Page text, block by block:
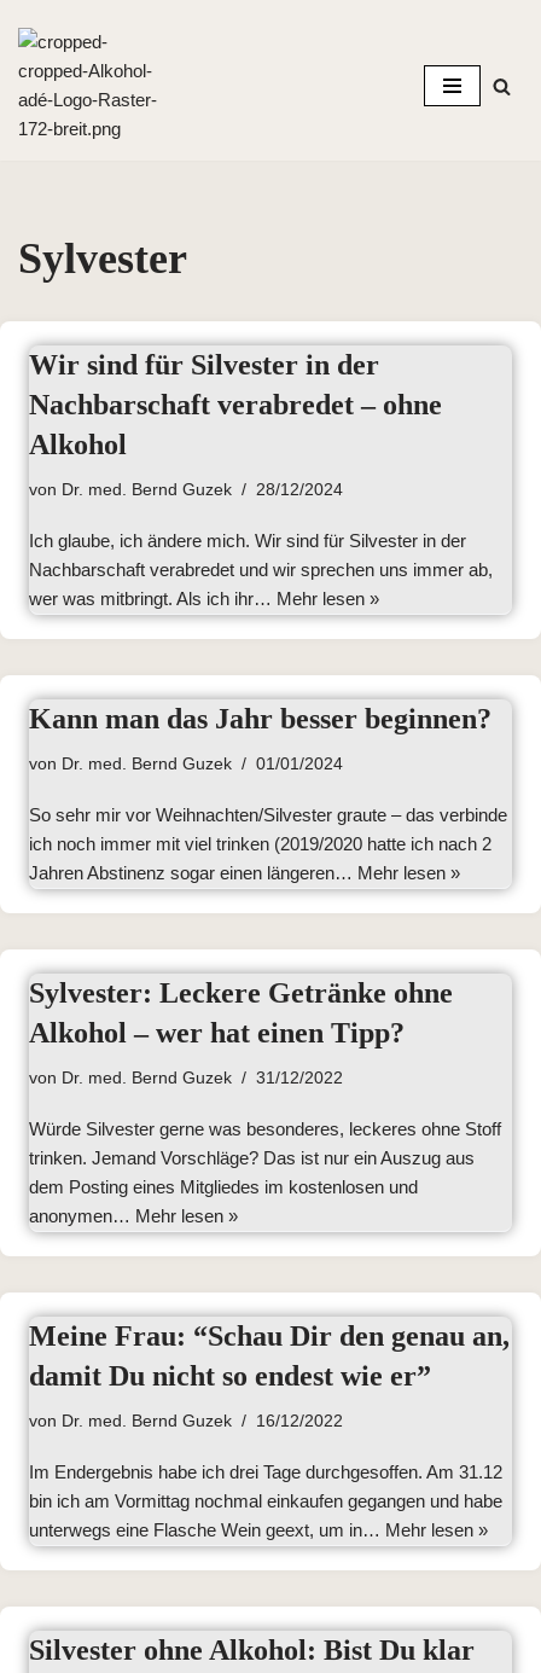
Zum
Inhalt
springen
Sylvester
Wir sind für Silvester in der
Nachbarschaft verabredet – ohne
Alkohol
von Dr. med. Bernd Guzek 28/12/2024
Ich glaube, ich ändere mich. Wir sind für Silvester in der
Nachbarschaft verabredet und wir sprechen uns immer ab,
wer was mitbringt. Als ich ihr… Mehr lesen »
Kann man das Jahr besser beginnen?
von Dr. med. Bernd Guzek 01/01/2024
So sehr mir vor Weihnachten/Silvester graute – das verbinde
ich noch immer mit viel trinken (2019/2020 hatte ich nach 2
Jahren Abstinenz sogar einen längeren… Mehr lesen »
Sylvester: Leckere Getränke ohne
Alkohol – wer hat einen Tipp?
von Dr. med. Bernd Guzek 31/12/2022
Würde Silvester gerne was besonderes, leckeres ohne Stoff
trinken. Jemand Vorschläge? Das ist nur ein Auszug aus
dem Posting eines Mitgliedes im kostenlosen und
anonymen… Mehr lesen »
Meine Frau: “Schau Dir den genau an,
damit Du nicht so endest wie er”
von Dr. med. Bernd Guzek 16/12/2022
Im Endergebnis habe ich drei Tage durchgesoffen. Am 31.12
bin ich am Vormittag nochmal einkaufen gegangen und habe
unterwegs eine Flasche Wein geext, um in… Mehr lesen »
Silvester ohne Alkohol: Bist Du klar